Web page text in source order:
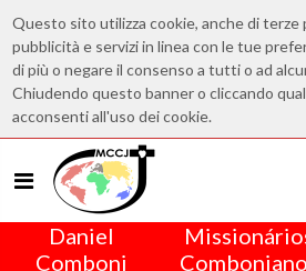
Questo sito utilizza cookie, anche di terze
pubblicità e servizi in linea con le tue
di più o negare il consenso a tutti o ad
Chiudendo questo banner o cliccando
acconsenti all'uso dei cookie.
Daniel
Comboni